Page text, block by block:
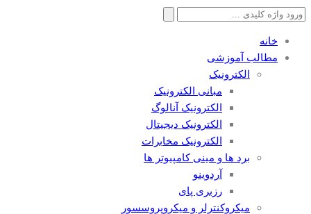
جستجو
خانه
مطالب آموزشی
الکترونیک
مبانی الکترونیک
الکترونیک آنالوگ
الکترونیک دیجیتال
الکترونیک مخابرات
برد ها و مینی کامپیوتر ها
آردوینو
رزبری پای
میکروکنترلر و میکروپروسسور